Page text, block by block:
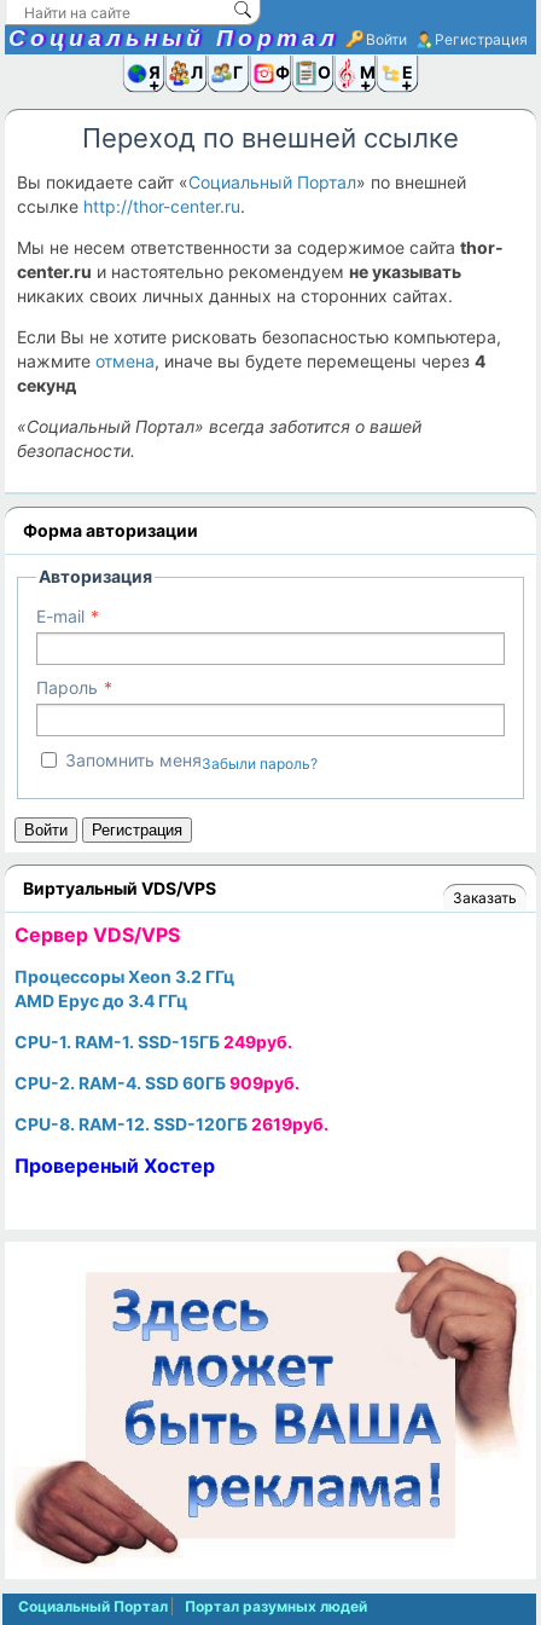
Социальный Портал Войти Регистрация
Я иЛюди
Группы
Фото Ещё
Переход по внешней ссылке
Вы покидаете сайт «Социальный Портал» по внешней
ссылке http://thor-center.ru.
Мы не несем ответственности за содержимое сайтаthor-
center.ru и настоятельно рекомендуемне указывать
никаких своих личных данных на сторонних сайтах.
Если Вы не хотите рисковать безопасностью компьютера,
нажмитеотмена, иначе вы будете перемещены через4
секунд
«Социальный Портал» всегда заботится о вашей
безопасности.
Форма авторизации
Авторизация
E-mail
Пароль
Запомнить меняЗабыли пароль?
Войти Регистрация
Виртуальный VDS/VPS Заказать
Cервер VDS/VPS
Процессоры Xeon 3.2 ГГц
AMD Epyc до 3.4 ГГц
CPU-1. RAM-1. SSD-15ГБ249руб.
CPU-2. RAM-4. SSD 60ГБ909руб.
CPU-8. RAM-12. SSD-120ГБ2619руб.
Провереный Хостер
Социальный Портал Портал разумных людей